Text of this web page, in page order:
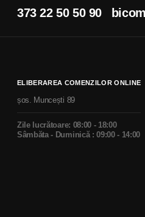
373 22 50 50 90
ELIBERAREA COMENZILOR ONLINE
șos. Muncești 89
Zile lucrătoare: 08:00 - 18:00
Sâmbăta - Duminică : 09:00 - 14:00